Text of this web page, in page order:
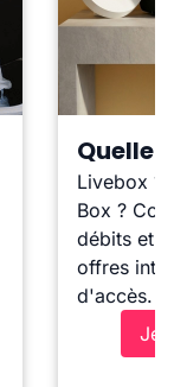
Quelle
Livebox ?
Box ?
débits et
offres
d'accès.
Je